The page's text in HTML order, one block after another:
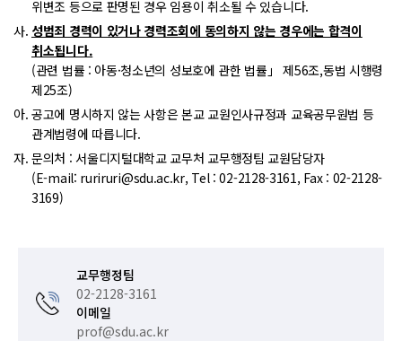
위변조 등으로 판명된 경우 임용이 취소될 수 있습니다.
성범죄 경력이 있거나 경력조회에 동의하지 않는 경우에는 합격이
취소됩니다.
(관련 법률 : 아동·청소년의 성보호에 관한 법률」 제56조,동법 시행령
제25조)
공고에 명시하지 않는 사항은 본교 교원인사규정과 교육공무원법 등
관계법령에 따릅니다.
문의처 : 서울디지털대학교 교무처 교무행정팀 교원담당자
(E-mail: ruriruri@sdu.ac.kr, Tel : 02-2128-3161, Fax : 02-2128-
3169)
교무행정팀
02-2128-3161
이메일
prof@sdu.ac.kr